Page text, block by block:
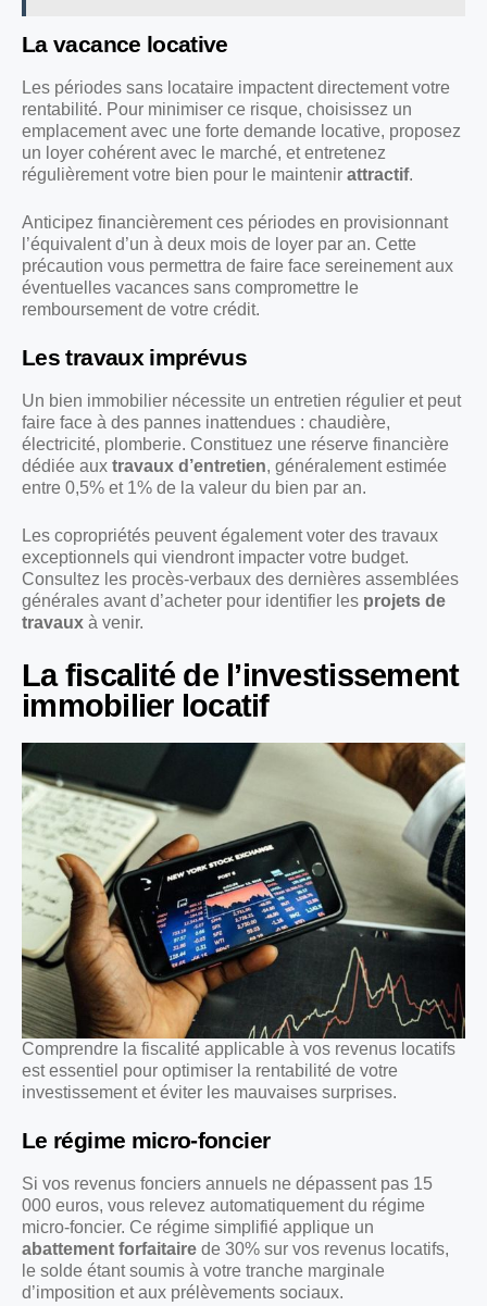
La vacance locative
Les périodes sans locataire impactent directement votre
rentabilité. Pour minimiser ce risque, choisissez un
emplacement avec une forte demande locative, proposez
un loyer cohérent avec le marché, et entretenez
régulièrement votre bien pour le maintenir attractif.
Anticipez financièrement ces périodes en provisionnant
l’équivalent d’un à deux mois de loyer par an. Cette
précaution vous permettra de faire face sereinement aux
éventuelles vacances sans compromettre le
remboursement de votre crédit.
Les travaux imprévus
Un bien immobilier nécessite un entretien régulier et peut
faire face à des pannes inattendues : chaudière,
électricité, plomberie. Constituez une réserve financière
dédiée aux travaux d’entretien, généralement estimée
entre 0,5% et 1% de la valeur du bien par an.
Les copropriétés peuvent également voter des travaux
exceptionnels qui viendront impacter votre budget.
Consultez les procès-verbaux des dernières assemblées
générales avant d’acheter pour identifier les projets de
travaux à venir.
La fiscalité de l’investissement
immobilier locatif
Comprendre la fiscalité applicable à vos revenus locatifs
est essentiel pour optimiser la rentabilité de votre
investissement et éviter les mauvaises surprises.
Le régime micro-foncier
Si vos revenus fonciers annuels ne dépassent pas 15
000 euros, vous relevez automatiquement du régime
micro-foncier. Ce régime simplifié applique un
abattement forfaitaire de 30% sur vos revenus locatifs,
le solde étant soumis à votre tranche marginale
d’imposition et aux prélèvements sociaux.